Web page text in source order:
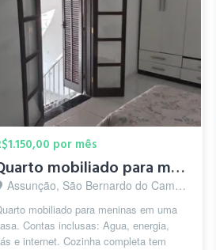
universidades, áreas de lazer . "
por mês
Quarto mobiliado para meninas com contas inclusas em SBC
Assunção, São Bernardo do Campo - SP
mobiliado para meninas em uma
Contas inclusas: Agua, energia,
e internet. Cozinha completa tem